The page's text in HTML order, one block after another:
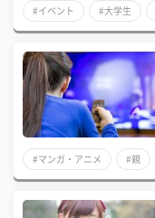
#イベント #大学生
#マンガ・アニメ #親